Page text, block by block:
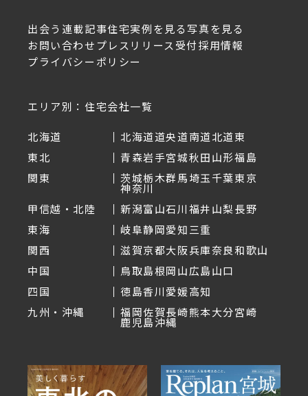
出会う 連載記事住宅実例を見る写真を見る
お問い合わせ プレスリリース受付採用情報
プライバシーポリシー
エリア別：住宅会社一覧
北海道 北海道道央道南道北道東
東北
青森岩手宮城秋田山形福島
関東
茨城栃木群馬埼玉千葉東京
神奈川
甲信越・北陸
新潟富山石川福井山梨長野
東海
岐阜静岡愛知三重
関西
滋賀京都大阪兵庫奈良和歌山
中国
鳥取島根岡山広島山口
四国
徳島香川愛媛高知
九州・沖縄
福岡佐賀長崎熊本大分宮崎
鹿児島沖縄